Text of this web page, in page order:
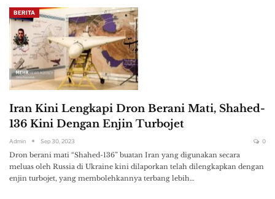
BERITA
Iran Kini Lengkapi Dron Berani Mati, Shahed-
136 Kini Dengan Enjin Turbojet
Admin Sep 30, 2023 0
Dron berani mati “Shahed-136” buatan Iran yang digunakan secara
meluas oleh Russia di Ukraine kini dilaporkan telah dilengkapkan dengan
enjin turbojet, yang membolehkannya terbang lebih…